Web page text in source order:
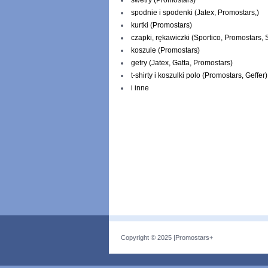
spodnie i spodenki (Jatex, Promostars,)
kurtki (Promostars)
czapki, rękawiczki (Sportico, Promostars,
koszule (Promostars)
getry (Jatex, Gatta, Promostars)
t-shirty i koszulki polo (Promostars, Geffer)
i inne
Copyright © 2025 |Promostars+